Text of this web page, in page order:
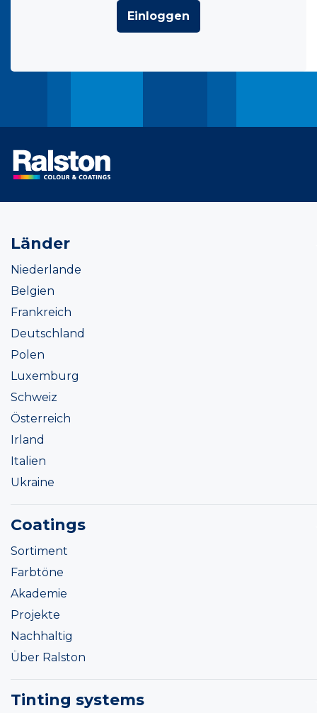
Einloggen
Länder
Niederlande
Belgien
Frankreich
Deutschland
Polen
Luxemburg
Schweiz
Österreich
Irland
Italien
Ukraine
Coatings
Sortiment
Farbtöne
Akademie
Projekte
Nachhaltig
Über Ralston
Tinting systems